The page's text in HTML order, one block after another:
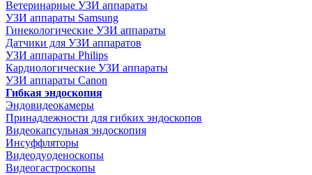
Ветеринарные УЗИ аппараты
УЗИ аппараты Samsung
Гинекологические УЗИ аппараты
Датчики для УЗИ аппаратов
УЗИ аппараты Philips
Кардиологические УЗИ аппараты
УЗИ аппараты Canon
Гибкая эндоскопия
Эндовидеокамеры
Принадлежности для гибких эндоскопов
Видеокапсульная эндоскопия
Инсуффляторы
Видеодуоденоскопы
Видеогастроскопы